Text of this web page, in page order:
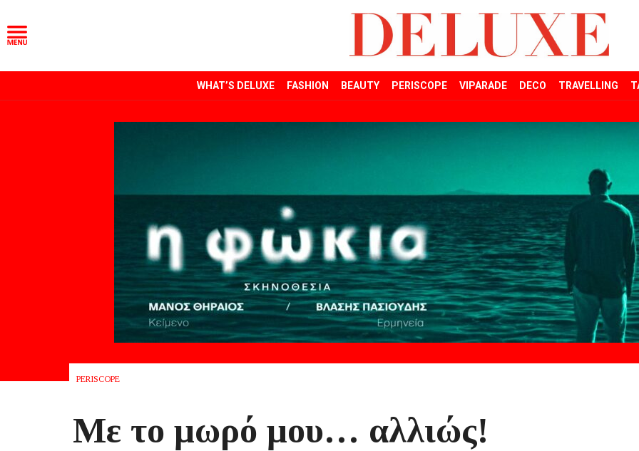
WHAT’S DELUXE FASHION BEAUTY PERISCOPE VIPARADE DECO TRAVELLING
PERISCOPE
Mε το μωρό μου… αλλιώς!